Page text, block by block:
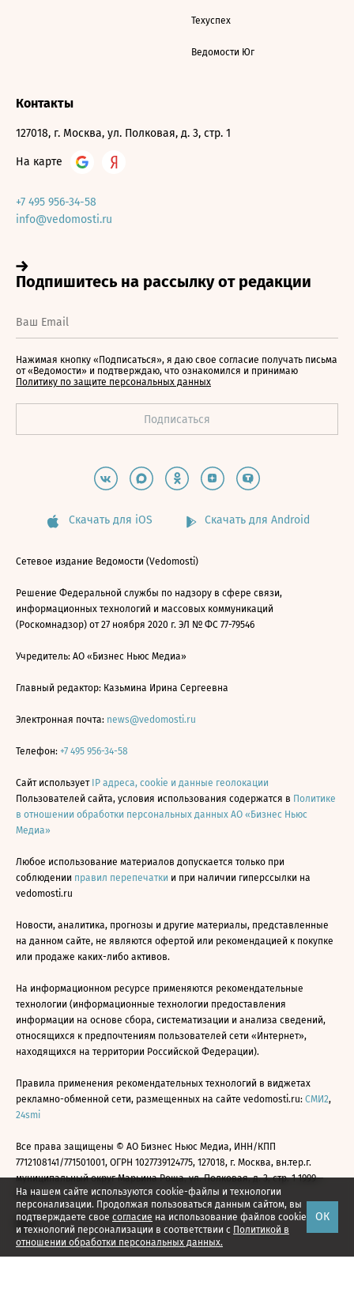
На нашем сайте используются cookie-файлы и технологии
персонализации. Продолжая пользоваться данным сайтом, вы
подтверждаете свое согласие на использование файлов cookie
и технологий персонализации в соответствии с Политикой в
отношении обработки персональных данных.
ОК
Техуспех
Ведомости Юг
Контакты
127018, г. Москва, ул. Полковая, д. 3, стр. 1
На карте
+7 495 956-34-58
info@vedomosti.ru
Нажимая кнопку «Подписаться», я даю свое согласие получать письма
от «Ведомости» и подтверждаю, что ознакомился и принимаю
Политику по защите персональных данных
Скачать для iOS Скачать для Android
Сетевое издание Ведомости (Vedomosti)
Решение Федеральной службы по надзору в сфере связи,
информационных технологий и массовых коммуникаций
(Роскомнадзор) от 27 ноября 2020 г. ЭЛ № ФС 77-79546
Учредитель: АО «Бизнес Ньюс Медиа»
Главный редактор: Казьмина Ирина Сергеевна
Электронная почта: news@vedomosti.ru
Телефон: +7 495 956-34-58
Сайт использует IP адреса, cookie и данные геолокации
Пользователей сайта, условия использования содержатся в Политике
в отношении обработки персональных данных АО «Бизнес Ньюс
Медиа»
Любое использование материалов допускается только при
соблюдении правил перепечатки и при наличии гиперссылки на
vedomosti.ru
Новости, аналитика, прогнозы и другие материалы, представленные
на данном сайте, не являются офертой или рекомендацией к покупке
или продаже каких-либо активов.
На информационном ресурсе применяются рекомендательные
технологии (информационные технологии предоставления
информации на основе сбора, систематизации и анализа сведений,
относящихся к предпочтениям пользователей сети «Интернет»,
находящихся на территории Российской Федерации).
Правила применения рекомендательных технологий в виджетах
рекламно-обменной сети, размещенных на сайте vedomosti.ru: СМИ2,
24smi
Все права защищены © АО Бизнес Ньюс Медиа, ИНН/КПП
7712108141/771501001, ОГРН 1027739124775, 127018, г. Москва, вн.тер.г.
муниципальный округ Марьина Роща, ул. Полковая, д. 3, стр. 1 1999—
2026